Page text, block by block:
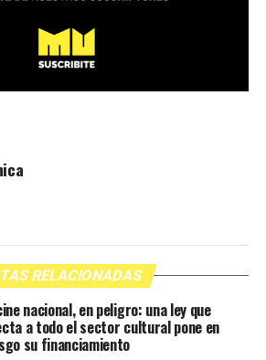
RELACIONADAS
nacional, en peligro: una ley que
a todo el sector cultural pone en
su financiamiento